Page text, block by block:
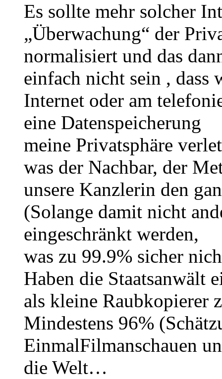
Es sollte mehr solcher
„Überwachung“ der
normalisiert und das
einfach nicht sein , dass
Internet oder am
eine Datenspeicherung
meine Privatsphäre
was der Nachbar, der
unsere Kanzlerin den
(Solange damit nicht
eingeschränkt werden,
was zu 99.9% sicher
Haben die Staatsanwält
als kleine Raubkopierer
Mindestens 96%
EinmalFilmanschauen
die Welt…